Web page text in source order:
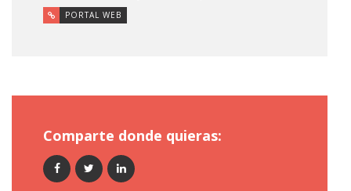
PORTAL WEB
Comparte donde quieras: